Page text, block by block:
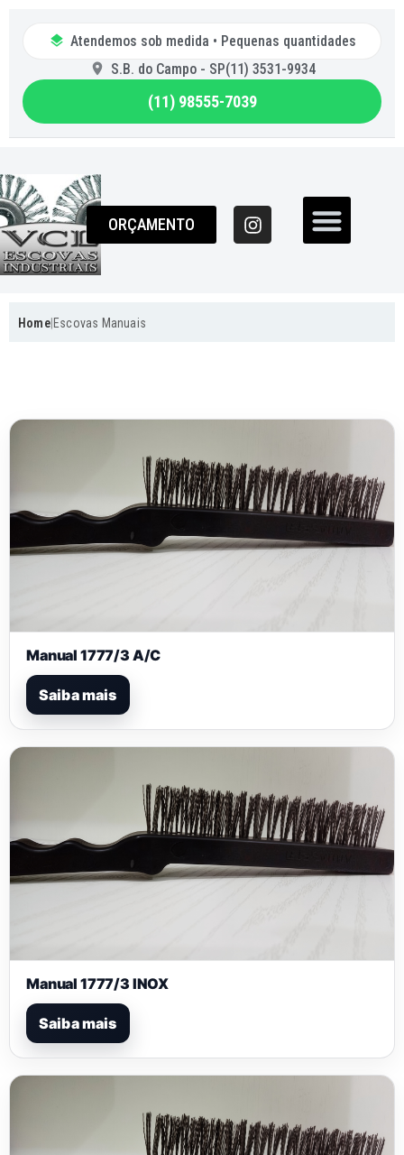
Atendemos sob medida • Pequenas quantidades
S.B. do Campo - SP(11) 3531-9934
(11) 98555-7039
ORÇAMENTO
Home|Escovas Manuais
Manual 1777/3 A/C
Saiba mais
Manual 1777/3 INOX
Saiba mais